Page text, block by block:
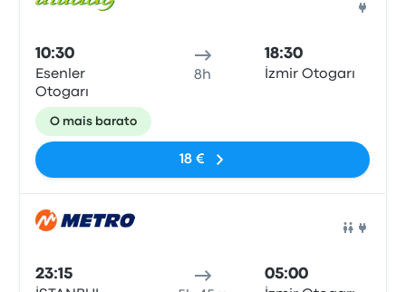
10:30
Esenler
Otogarı
8h
18:30
İzmir Otogarı
O mais barato
18 €
23:15 05:00